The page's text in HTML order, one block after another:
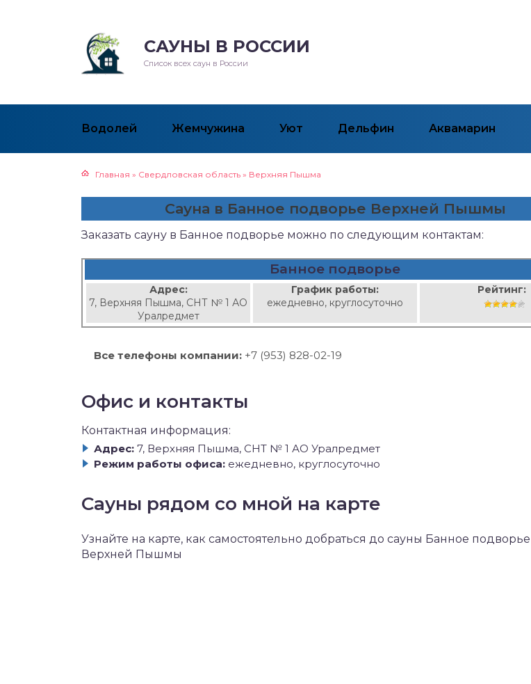
САУНЫ В РОССИИ
Список всех саун в России
Водолей Жемчужина Уют Дельфин Аквамарин
Главная » Свердловская область » Верхняя Пышма
Сауна в Банное подворье Верхней Пышмы
Заказать сауну в Банное подворье можно по следующим контактам:
Банное подворье
Адрес:
7, Верхняя Пышма, СНТ № 1 АО
Уралредмет
График работы:
ежедневно, круглосуточно
Рейтинг:
Все телефоны компании: +7 (953) 828-02-19
Офис и контакты
Контактная информация:
Адрес: 7, Верхняя Пышма, СНТ № 1 АО Уралредмет
Режим работы офиса: ежедневно, круглосуточно
Сауны рядом со мной на карте
Узнайте на карте, как самостоятельно добраться до сауны Банное
Верхней Пышмы